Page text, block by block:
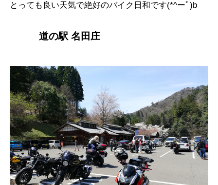
とっても良い天気で絶好のバイク日和です(*^ーﾟ)b
道の駅 名田庄